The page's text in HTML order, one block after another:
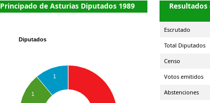
Principado de Asturias Diputados 1989
Diputados
1
1
Escrutado
Total Diputados
Censo
Votos emitidos
Abstenciones